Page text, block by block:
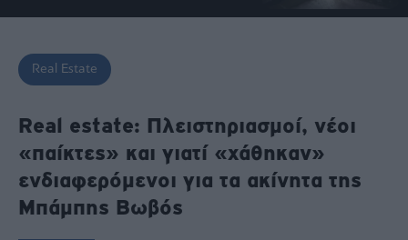
Τράπεζες
Ναυτιλία
Estate
Ενέργεια
Πολιτική
Πολιτισμός
Real Estate
Real estate: Πλειστηριασμοί, νέοι
«παίκτες» και γιατί «χάθηκαν»
ενδιαφερόμενοι για τα ακίνητα της
Μπάμπης Βωβός